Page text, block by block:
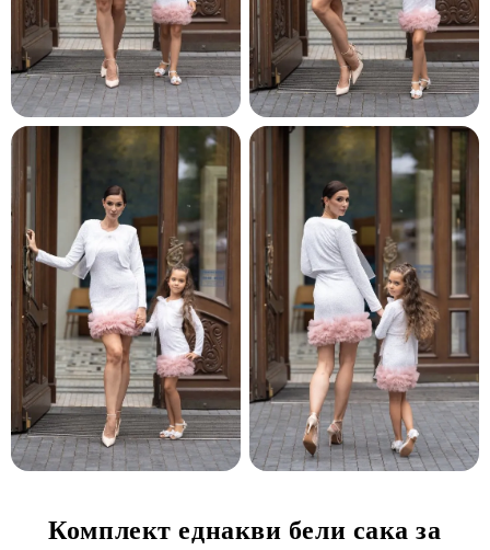
Комплект еднакви бели сака за